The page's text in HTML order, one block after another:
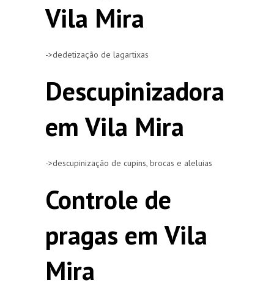
Vila Mira
->dedetização de lagartixas
Descupinizadora
em Vila Mira
->descupinização de cupins, brocas e aleluias
Controle de
pragas em Vila
Mira